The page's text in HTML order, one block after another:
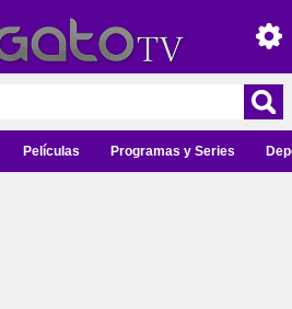
Películas Programas y Series